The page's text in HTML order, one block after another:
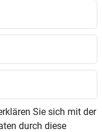
Sie sich mit der
durch diese